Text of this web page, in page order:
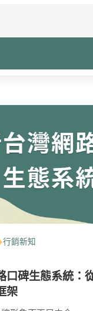
行銷新知
口碑生態系統：
架